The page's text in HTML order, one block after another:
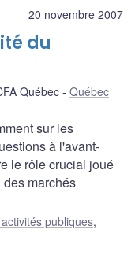
20 novembre 2007
du
Québec
Québec
sur les
à l'avant-
le rôle crucial joué
marchés
publiques,